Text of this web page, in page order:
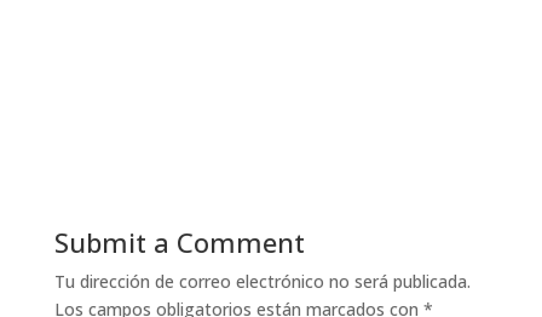
Submit a Comment
Tu dirección de correo electrónico no será publicada.
Los campos obligatorios están marcados con *